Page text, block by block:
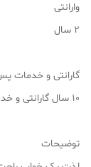
وارانتی
2 سال
گارانتی و خدمات
۱۰ سال گارانتی و خدمات پس از فروش
توضیحات